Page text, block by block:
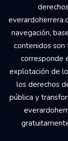
navegación,
contenidos son
corresponde
explotación de
los derechos
pública y